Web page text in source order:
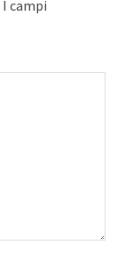
I campi